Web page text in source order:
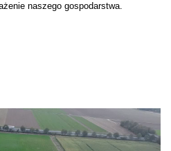
naszego gospodarstwa.